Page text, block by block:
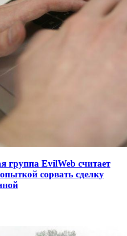
группа EvilWeb считает
сорвать сделку